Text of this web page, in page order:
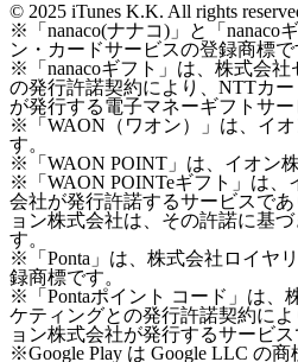
© 2025 iTunes K.K. All rights
※「nanaco(ナナコ)」と「nanaco
ン・カードサービスの登録商標で
※「nanacoギフト」は、株式会
の発行許諾契約により、NTTカ
が発行する電子マネーギフトサー
※「WAON（ワオン）」は、イ
す。
※「WAON POINT」は、イオン
※「WAON POINTeギフト」は、
会社が発行許諾するサービスで
ョン株式会社は、その許諾に基
す。
※「Ponta」は、株式会社ロイヤ
録商標です。
※「Pontaポイント コード」は、
ケティングとの発行許諾契約に
ョン株式会社が発行するサービス
※Google Play は Google LLC の商